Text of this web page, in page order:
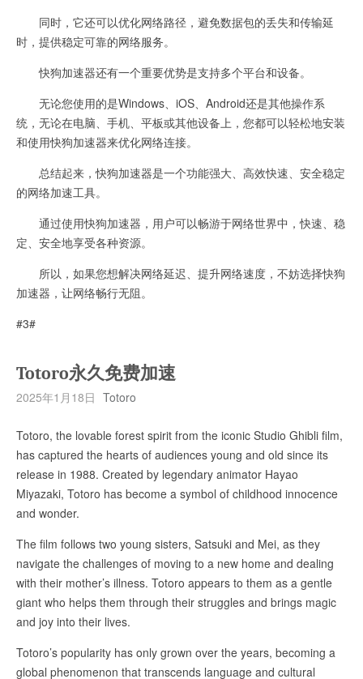
同时，它还可以优化网络路径，避免数据包的丢失和传输延
时，提供稳定可靠的网络服务。
快狗加速器还有一个重要优势是支持多个平台和设备。
无论您使用的是Windows、iOS、Android还是其他操作系
统，无论在电脑、手机、平板或其他设备上，您都可以轻松地安装
和使用快狗加速器来优化网络连接。
总结起来，快狗加速器是一个功能强大、高效快速、安全稳定
的网络加速工具。
通过使用快狗加速器，用户可以畅游于网络世界中，快速、稳
定、安全地享受各种资源。
所以，如果您想解决网络延迟、提升网络速度，不妨选择快狗
加速器，让网络畅行无阻。
#3#
Totoro永久免费加速
2025年1月18日 Totoro
Totoro, the lovable forest spirit from the iconic Studio Ghibli film,
has captured the hearts of audiences young and old since its
release in 1988. Created by legendary animator Hayao
Miyazaki, Totoro has become a symbol of childhood innocence
and wonder.
The film follows two young sisters, Satsuki and Mei, as they
navigate the challenges of moving to a new home and dealing
with their mother’s illness. Totoro appears to them as a gentle
giant who helps them through their struggles and brings magic
and joy into their lives.
Totoro’s popularity has only grown over the years, becoming a
global phenomenon that transcends language and cultural